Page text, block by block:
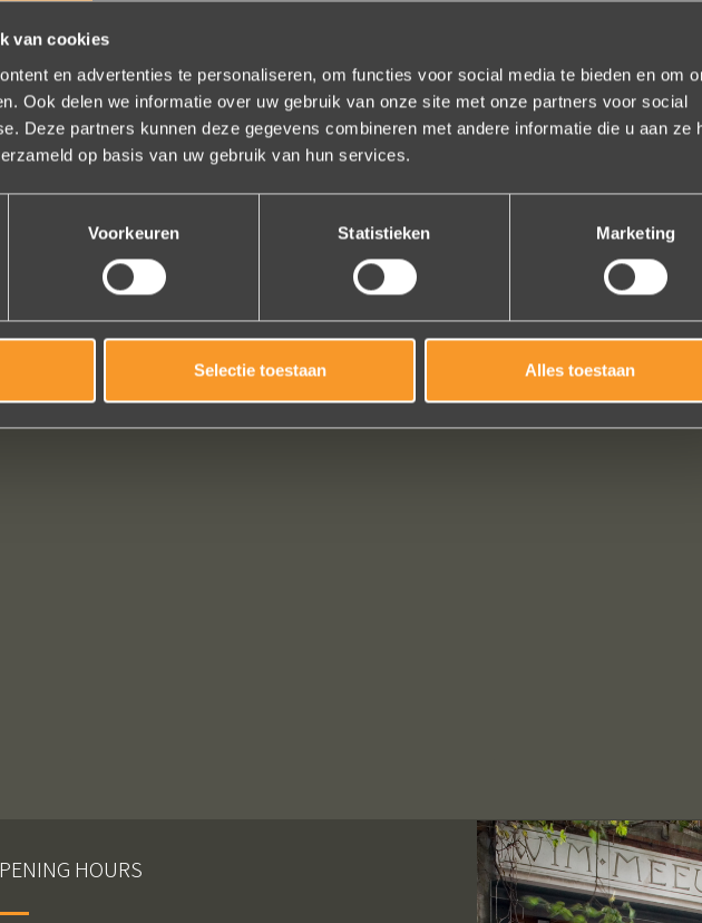
van cookies
en advertenties te personaliseren, om functies voor social media te bieden en om
Ook delen we informatie over uw gebruik van onze site met onze partners voor social
Deze partners kunnen deze gegevens combineren met andere informatie die u aan ze
op basis van uw gebruik van hun services.
Voorkeuren Statistieken Marketing
Selectie toestaan Alles toestaan
ervaring ! Heel professioneel team, persoonlijk en warm onthaal, verzorgde
in het uitvoeren van de bestelling, permanent contact per email tot het versturen
(we wonen in het buitenland). Alles tip top en dat mag hoog en duidelijk gezegd
HOURS